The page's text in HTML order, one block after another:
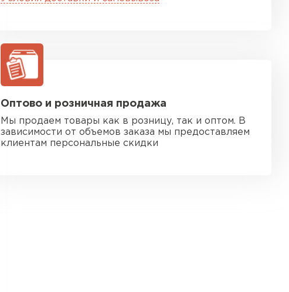
Оптово и розничная продажа
Мы продаем товары как в розницу, так и оптом. В
зависимости от объемов заказа мы предоставляем
клиентам персональные скидки